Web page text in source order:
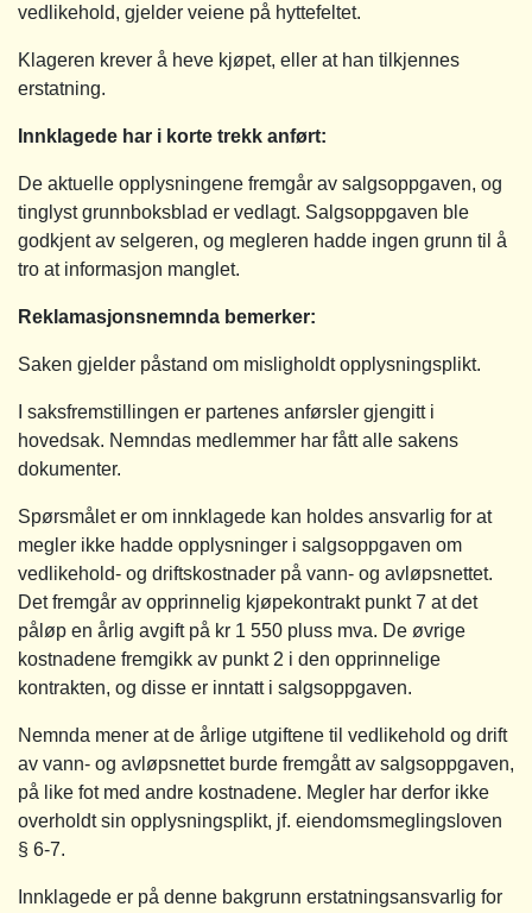
vedlikehold, gjelder veiene på hyttefeltet.
Klageren krever å heve kjøpet, eller at han tilkjennes
erstatning.
Innklagede har i korte trekk anført:
De aktuelle opplysningene fremgår av salgsoppgaven, og
tinglyst grunnboksblad er vedlagt. Salgsoppgaven ble
godkjent av selgeren, og megleren hadde ingen grunn til å
tro at informasjon manglet.
Reklamasjonsnemnda bemerker:
Saken gjelder påstand om misligholdt opplysningsplikt.
I saksfremstillingen er partenes anførsler gjengitt i
hovedsak. Nemndas medlemmer har fått alle sakens
dokumenter.
Spørsmålet er om innklagede kan holdes ansvarlig for at
megler ikke hadde opplysninger i salgsoppgaven om
vedlikehold- og driftskostnader på vann- og avløpsnettet.
Det fremgår av opprinnelig kjøpekontrakt punkt 7 at det
påløp en årlig avgift på kr 1 550 pluss mva. De øvrige
kostnadene fremgikk av punkt 2 i den opprinnelige
kontrakten, og disse er inntatt i salgsoppgaven.
Nemnda mener at de årlige utgiftene til vedlikehold og drift
av vann- og avløpsnettet burde fremgått av salgsoppgaven,
på like fot med andre kostnadene. Megler har derfor ikke
overholdt sin opplysningsplikt, jf. eiendomsmeglingsloven
§ 6-7.
Innklagede er på denne bakgrunn erstatningsansvarlig for